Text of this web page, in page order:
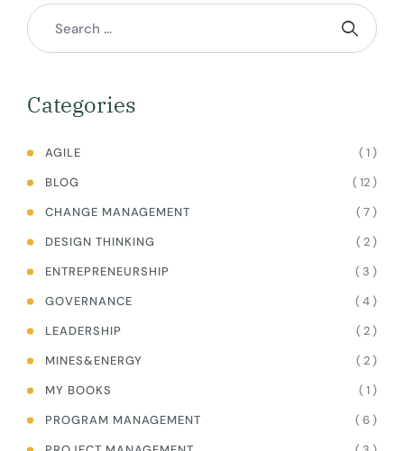
Categories
AGILE
( 1 )
BLOG
( 12 )
CHANGE MANAGEMENT
( 7 )
DESIGN THINKING
( 2 )
ENTREPRENEURSHIP
( 3 )
GOVERNANCE
( 4 )
LEADERSHIP
( 2 )
MINES&ENERGY
( 2 )
MY BOOKS
( 1 )
PROGRAM MANAGEMENT
( 6 )